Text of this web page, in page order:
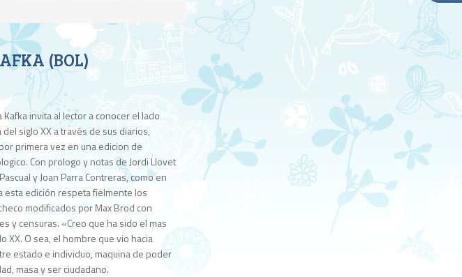
(BOL)
invita al lector a conocer el lado
siglo XX a través de sus diarios,
primera vez en una edicion de
Con prologo y notas de Jordi Llovet
y Joan Parra Contreras, como en
edición respeta fielmente los
modificados por Max Brod con
y censuras. «Creo que ha sido el mas
O sea, el hombre que vio hacia
estado e individuo, maquina de poder
masa y ser ciudadano.
Disponibilidad:
Agotado